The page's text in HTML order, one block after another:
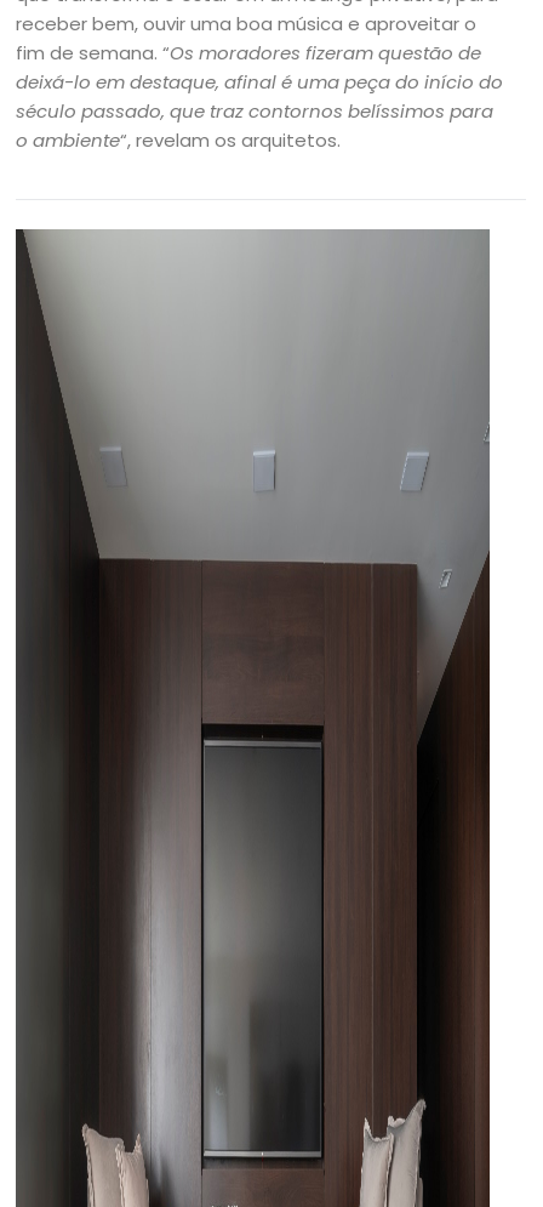
receber bem, ouvir uma boa música e aproveitar o
fim de semana. “Os moradores fizeram questão de
deixá-lo em destaque, afinal é uma peça do início do
século passado, que traz contornos belíssimos para
o ambiente“, revelam os arquitetos.